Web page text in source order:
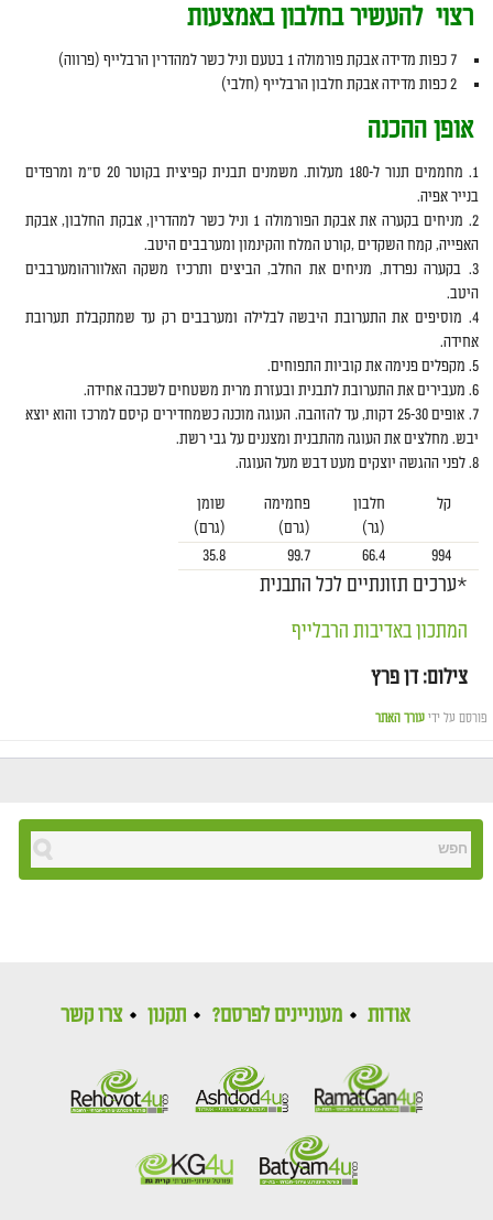
רצוי להעשיר בחלבון באמצעות
7 כפות מדידה אבקת פורמולה 1 בטעם וניל כשר למהדרין הרבלייף (פרווה)
2 כפות מדידה אבקת חלבון הרבלייף (חלבי)
אופן ההכנה
מחממים תנור ל-180 מעלות. משמנים תבנית קפיצית בקוטר 20 ס״מ ומרפדים
בנייר אפיה.
מניחים בקערה את אבקת הפורמולה 1 וניל כשר למהדרין, אבקת החלבון, אבקת
האפייה, קמח השקדים ,קורט המלח והקינמון ומערבבים היטב.
בקערה נפרדת, מניחים את החלב, הביצים ותרכיז משקה האלוורהומערבבים
היטב.
מוסיפים את התערובת היבשה לבלילה ומערבבים רק עד שמתקבלת תערובת
אחידה.
מקפלים פנימה את קוביות התפוחים.
מעבירים את התערובת לתבנית ובעזרת מרית משטחים לשכבה אחידה.
אופים 25-30 דקות, עד להזהבה. העוגה מוכנה כשמחדירים קיסם למרכז והוא יוצא
יבש. מחלצים את העוגה מהתבנית ומצננים על גבי רשת.
לפני ההגשה יוצקים מעט דבש מעל העוגה.
קל
חלבון
(גר)
פחמימה
(גרם)
שומן
(גרם)
994
66.4
99.7
35.8
*ערכים תזונתיים לכל התבנית
המתכון באדיבות הרבלייף
צילום: דן פרץ
פורסם על ידי עורך האתר
אודות מעוניינים לפרסם? תקנון צרו קשר